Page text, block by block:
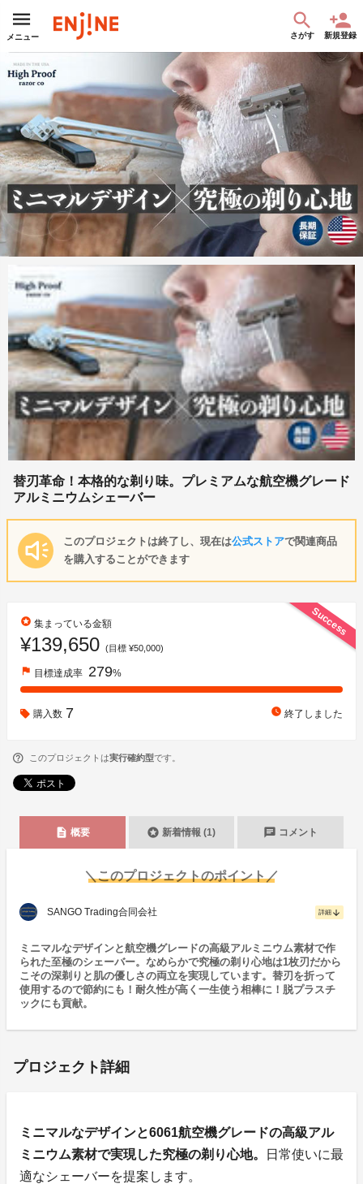
メニュー さがす 新規登録
替刃革命！本格的な剃り味。プレミアムな航空機グレード
アルミニウムシェーバー
このプロジェクトは終了し、現在は公式ストアで関連商品
を購入することができます
Success
stars 集まっている金額
¥139,650 (目標 ¥50,000)
flag 目標達成率 279%
購入数 7 watch_later 終了しました
このプロジェクトは実行確約型です。
description 概要 stars 新着情報 (1) chat コメント
＼このプロジェクトのポイント／
SANGO Trading合同会社 詳細 arrow_downward
ミニマルなデザインと航空機グレードの高級アルミニウム素材で作
られた至極のシェーバー。なめらかで究極の剃り心地は1枚刃だから
こその深剃りと肌の優しさの両立を実現しています。替刃を折って
使用するので節約にも！耐久性が高く一生使う相棒に！脱プラスチ
ックにも貢献。
プロジェクト詳細
ミニマルなデザインと6061航空機グレードの高級アル
ミニウム素材で実現した究極の剃り心地。
日常使いに最
適なシェーバーを提案します。